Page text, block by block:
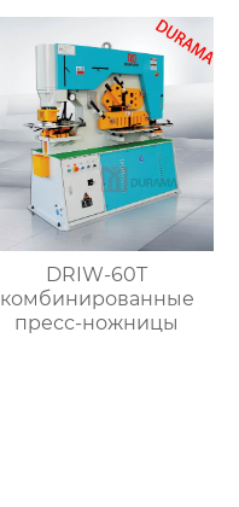
DRIW-60T
комбинированные
пресс-ножницы